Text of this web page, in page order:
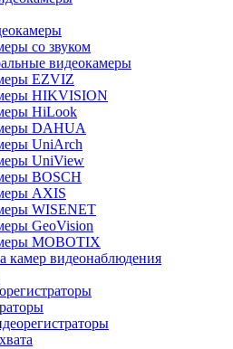
со звуком
видеокамеры
EZVIZ
HIKVISION
HiLook
DAHUA
UniArch
UniView
BOSCH
AXIS
WISENET
GeoVision
MOBOTIX
камер видеонаблюдения